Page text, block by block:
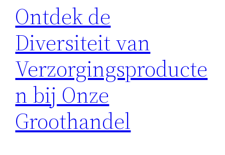
Ontdek de
Diversiteit van
Verzorgingsproducte
n bij Onze
Groothandel